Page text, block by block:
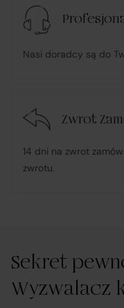
Nasi doradcy są do
Zwrot
14 dni na zwrot
zwrotu.
Sekret
Wyzwalacz